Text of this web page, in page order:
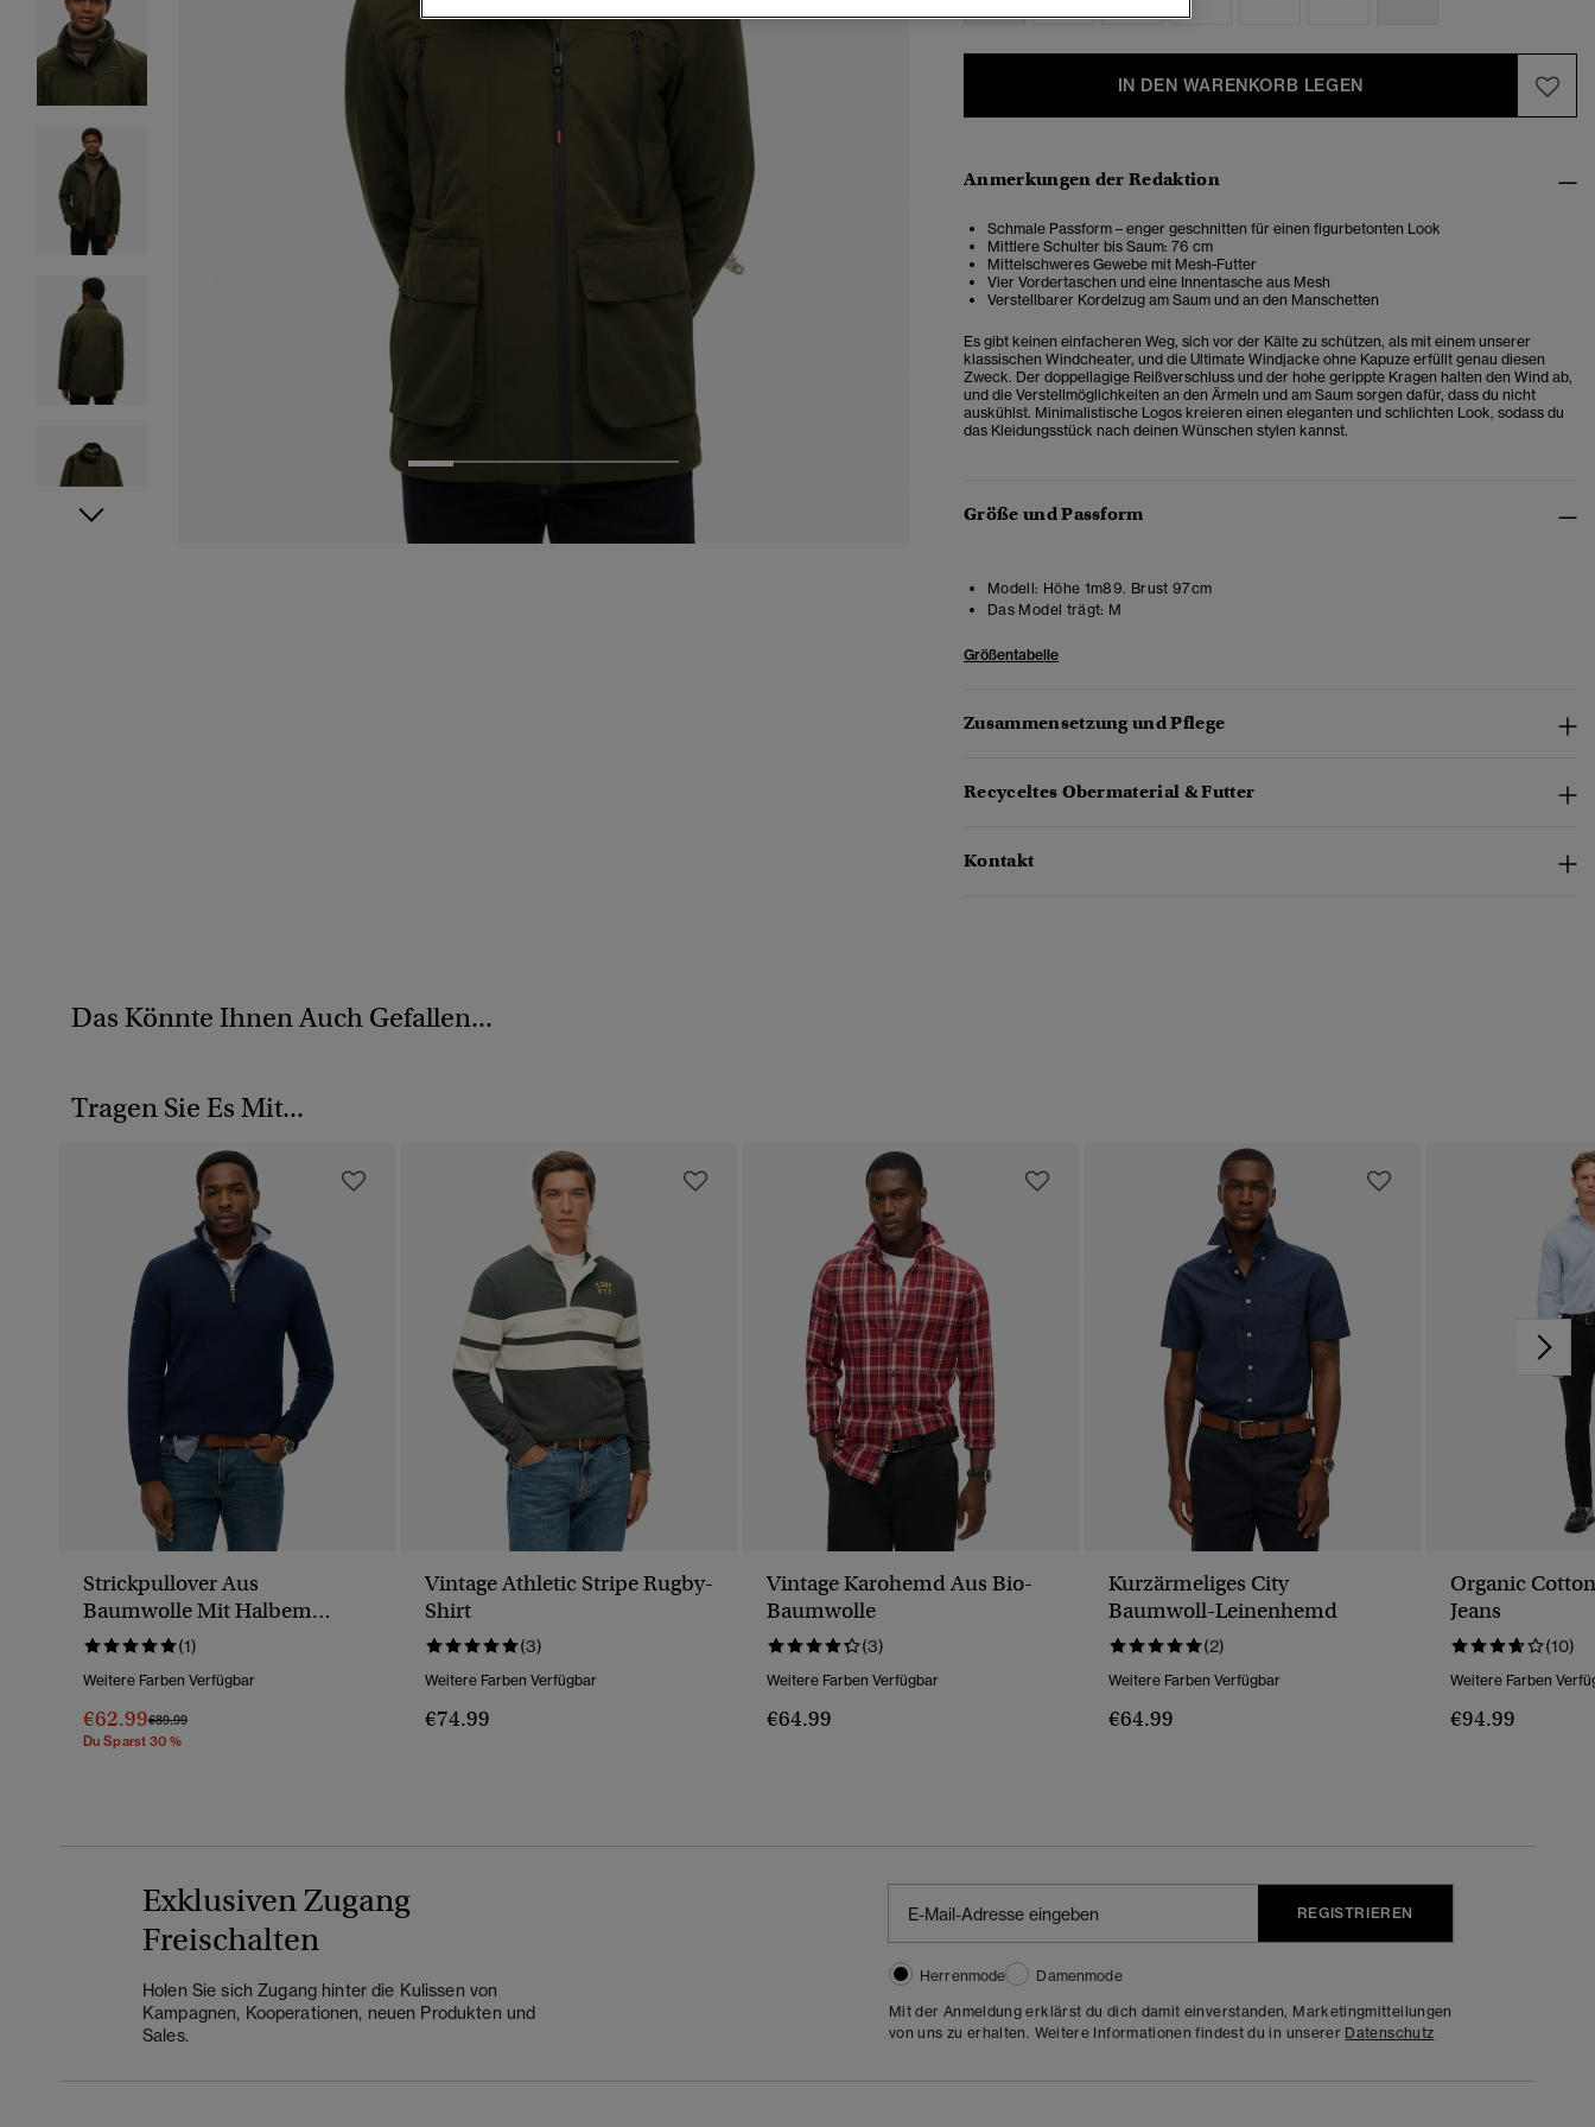
IN DEN WARENKORB LEGEN
Anmerkungen der Redaktion
Schmale Passform – enger geschnitten für einen figurbetonten Look
Mittlere Schulter bis Saum: 76 cm
Mittelschweres Gewebe mit Mesh-Futter
Vier Vordertaschen und eine Innentasche aus Mesh
Verstellbarer Kordelzug am Saum und an den Manschetten
Es gibt keinen einfacheren Weg, sich vor der Kälte zu schützen, als mit einem unserer
klassischen Windcheater, und die Ultimate Windjacke ohne Kapuze erfüllt genau diesen
Zweck. Der doppellagige Reißverschluss und der hohe gerippte Kragen halten den Wind ab,
und die Verstellmöglichkeiten an den Ärmeln und am Saum sorgen dafür, dass du nicht
auskühlst. Minimalistische Logos kreieren einen eleganten und schlichten Look, sodass du
das Kleidungsstück nach deinen Wünschen stylen kannst.
Größe und Passform
Modell: Höhe 1m89. Brust 97cm
Das Model trägt: M
Größentabelle
Zusammensetzung und Pflege
Recyceltes Obermaterial & Futter
Kontakt
Das Könnte Ihnen Auch Gefallen...
Tragen Sie Es Mit...
Strickpullover Aus
Baumwolle Mit Halbem
Reißverschluss
(1)
Weitere Farben Verfügbar
€62.99Preis Wurde Reduziert Von
€89.99Bis
Du Sparst 30 %
Vintage Athletic Stripe Rugby-
Shirt
(3)
Weitere Farben Verfügbar
€74.99
Vintage Karohemd Aus Bio-
Baumwolle
(3)
Weitere Farben Verfügbar
€64.99
Kurzärmeliges City
Baumwoll-Leinenhemd
(2)
Weitere Farben Verfügbar
€64.99
Organic
Jeans
(10)
Weitere Farben
€94.99
Exklusiven Zugang
Freischalten
Holen Sie sich Zugang hinter die Kulissen von
Kampagnen, Kooperationen, neuen Produkten und
Sales.
REGISTRIEREN
Herrenmode
Damenmode
Mit der Anmeldung erklärst du dich damit einverstanden, Marketingmitteilungen
von uns zu erhalten. Weitere Informationen findest du in unserer Datenschutz